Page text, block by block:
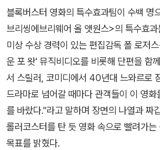
블록버스터 영화의 특수효과팀이 수백 명
브리씽에브리웨어 올 앳원스>의 특수효
미상 수상 경력이 있는 편집감독 폴 로저
운 포 왓' 뮤직비디오를 비롯해 단편을 함
서 스릴러, 코미디에서 40년대 느와르로
드라마로 넘어갈 때마다 관객들이 이 영화
를 바랐다."라고 말하며 장면의 나열과 짜
롤러코스터를 탄 듯 영화 속으로 빨려가
목표를 밝혔다.